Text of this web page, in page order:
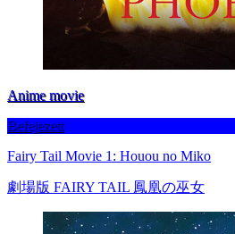
Anime movie
Befejezett
Fairy Tail Movie 1: Houou no Miko
劇場版 FAIRY TAIL 鳳凰の巫女